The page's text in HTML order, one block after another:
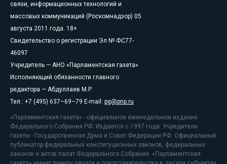
связи, информационных технологий и
массовых коммуникаций (Роскомнадзор) 05
августа 2011 года. 18+
Свидетельство о регистрации Эл № ФС77-
46097
Учредитель — АНО «Парламентская газета»
Исполняющий обязанности главного
редактора — Абдуллаев М.Р.
Тел.: +7 (495) 637–69–79 E-mail: pg@pnp.ru
«Парламентская газета» - официальное еженедельное издание
Федерального Собрания РФ. Издается с 1997 года. Учредители
газеты - Государственная Дума и Совет Федерации РФ. Официальный
публикатор федеральных конституционных законов, федеральных
законов и актов палат Федерального Собрания. «Парламентская